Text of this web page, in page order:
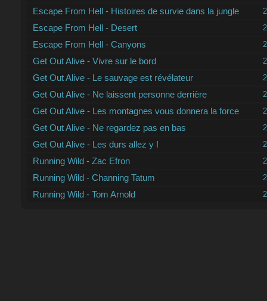
Escape From Hell - Histoires de survie dans la jungle
Escape From Hell - Desert
Escape From Hell - Canyons
Get Out Alive - Vivre sur le bord
Get Out Alive - Le sauvage est révélateur
Get Out Alive - Ne laissent personne derrière
Get Out Alive - Les montagnes vous donnera la force
Get Out Alive - Ne regardez pas en bas
Get Out Alive - Les durs allez y !
Running Wild - Zac Efron
Running Wild - Channing Tatum
Running Wild - Tom Arnold